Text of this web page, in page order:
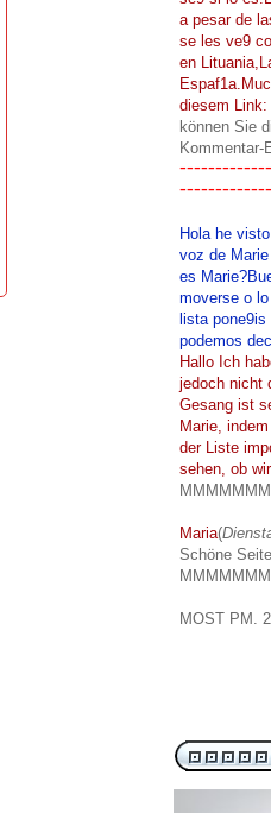
a pesar de
se les ve9
en
diesem Link:
können Sie
Hola he
voz de
es
moverse o
lista
podemos
Hallo Ich
jedoch nicht
Gesang ist
Marie,
der Liste
sehen, ob
Maria(
Schöne Seite
MOST PM.